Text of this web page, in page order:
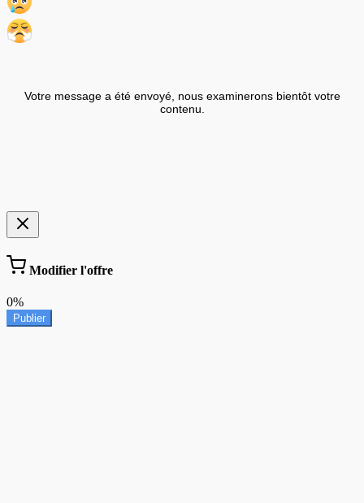
Votre message a été envoyé, nous examinerons bientôt votre
contenu.
Modifier l'offre
0%
Publier